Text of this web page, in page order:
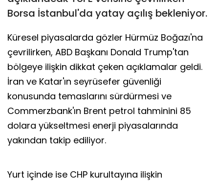
Borsa İstanbul'da yatay açılış bekleniyor.
Küresel piyasalarda gözler Hürmüz Boğazı'na
çevrilirken, ABD Başkanı Donald Trump'tan
bölgeye ilişkin dikkat çeken açıklamalar geldi.
İran ve Katar'ın seyrüsefer güvenliği
konusunda temaslarını sürdürmesi ve
Commerzbank'ın Brent petrol tahminini 85
dolara yükseltmesi enerji piyasalarında
yakından takip ediliyor.
Yurt içinde ise CHP kurultayına ilişkin